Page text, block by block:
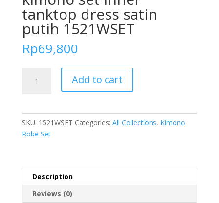
tanktop dress satin
putih 1521WSET
Rp69,800
bridesmaid
tanktop
1521WSET
quantity
Add to cart
SKU: 1521WSET Categories: All Collections, Kimono
Robe Set
Description
Reviews (0)